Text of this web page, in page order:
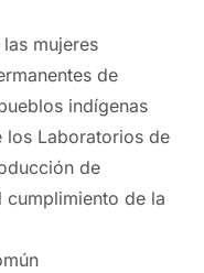
mujeres
de
indígenas
los Laboratorios de
de
cumplimiento de la